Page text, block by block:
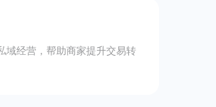
域经营，帮助商家提升交易转